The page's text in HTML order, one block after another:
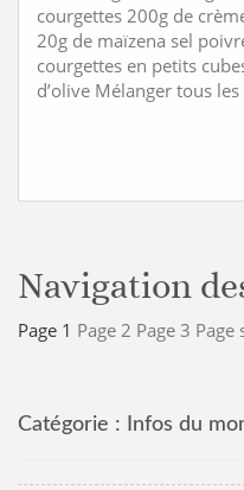
courgettes 200g de
20g de maïzena sel
courgettes en petits
d’olive Mélanger tous
Navigation
Page 1 Page 2 Page 3 Page
Catégorie : Infos du